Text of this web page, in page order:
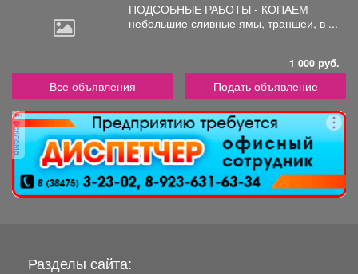
ПОДСОБНЫЕ РАБОТЫ - КОПАЕМ
небольшие сливные ямы, траншеи, в ...
1 000 руб.
Все объявления Подать объявление
реклама
Разделы сайта: